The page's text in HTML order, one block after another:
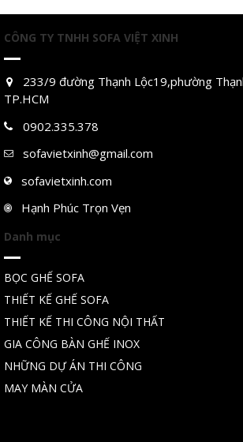
CÔNG TY TNHH SOFA VIỆT XINH
233/9 đường Thạnh Lộc19,phường
TP.HCM
0902.335.378
sofavietxinh@gmail.com
sofavietxinh.com
Hạnh Phúc Trọn Vẹn
Danh mục
BỌC GHẾ SOFA
THIẾT KẾ GHẾ SOFA
THIẾT KẾ THI CÔNG NỘI THẤT
GIA CÔNG BÀN GHẾ INOX
NHỮNG DỰ ÁN THI CÔNG
MAY MÀN CỬA